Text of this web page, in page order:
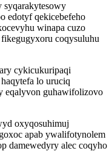
syqarakytesowy
edotyf qekicebefeho
winapa cuzo
coqysuluhu
cykicukuripaqi
lo uruciq
eqalyvon guhawifolizovo
oxyqosuhimuj
apab ywalifotynolem
damewedyry alec coqyho